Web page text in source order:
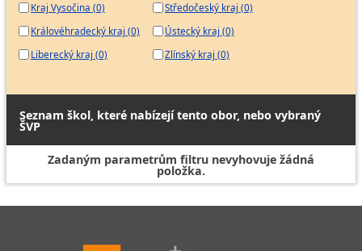
Kraj Vysočina (0)
Královéhradecký kraj (0)
Liberecký kraj (0)
Středočeský kraj (0)
Ústecký kraj (0)
Zlínský kraj (0)
Seznam škol, které nabízejí tento obor, nebo vybraný
ŠVP
Zadaným parametrům filtru nevyhovuje žádná
položka.